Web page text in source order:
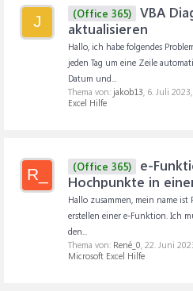
J (Office 365)
VBA
aktualisieren
Hallo, ich habe folgendes
jeden Tag um eine Zeile
Datum und...
Thema von: jakob13, 6. Juli 2023
Excel Hilfe
R_ (Office 365)
e-
Hochpunkte in
Hallo zusammen, mein name
erstellen einer e-Funktion. Ich
den...
Thema von: René_0, 22. Juni
Microsoft Excel Hilfe